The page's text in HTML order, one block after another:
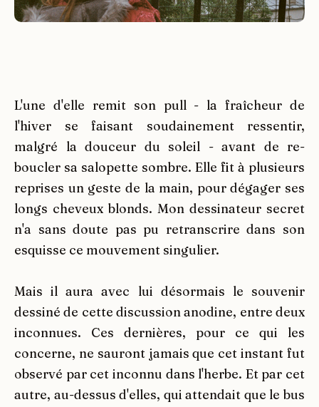
L'une d'elle remit son pull - la fraîcheur de
l'hiver se faisant soudainement ressentir,
malgré la douceur du soleil - avant de re-
boucler sa salopette sombre. Elle fit à plusieurs
reprises un geste de la main, pour dégager ses
longs cheveux blonds. Mon dessinateur secret
n'a sans doute pas pu retranscrire dans son
esquisse ce mouvement singulier.
Mais il aura avec lui désormais le souvenir
dessiné de cette discussion anodine, entre deux
inconnues. Ces dernières, pour ce qui les
concerne, ne sauront jamais que cet instant fut
observé par cet inconnu dans l'herbe. Et par cet
autre, au-dessus d'elles, qui attendait que le bus